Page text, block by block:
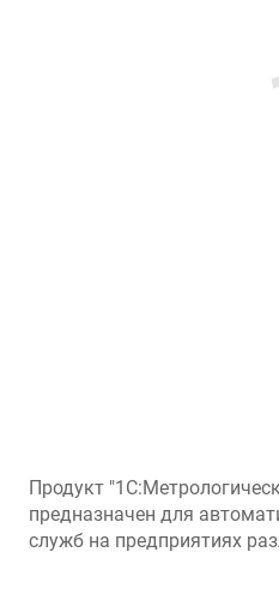
Продукт
предназначен для
служб на предприятиях